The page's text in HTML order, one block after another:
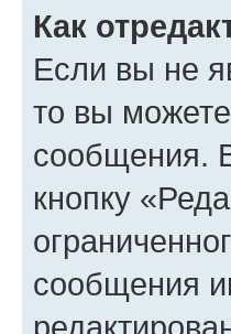
Как
Если вы не
то вы
сообщения.
кнопку
сообщения